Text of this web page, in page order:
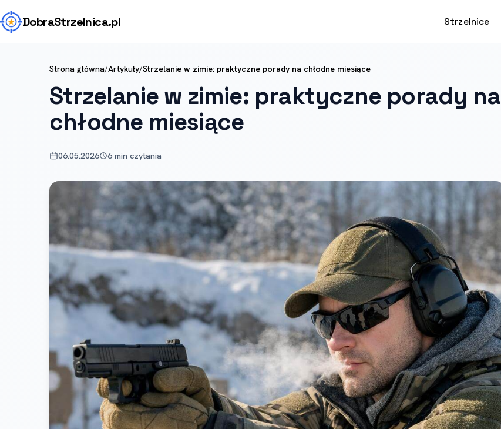
DobraStrzelnica.pl Strzelnice
Strona główna/Artykuły/Strzelanie w zimie: praktyczne porady na chłodne miesiące
Strzelanie w zimie: praktyczne porady na
chłodne miesiące
06.05.2026 6 min czytania